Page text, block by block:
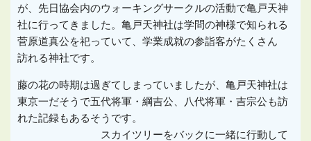
が、先日協会内のウォーキングサークルの活動で亀戸天神
社に行ってきました。亀戸天神社は学問の神様で知られる
菅原道真公を祀っていて、学業成就の参詣客がたくさん
訪れる神社です。
藤の花の時期は過ぎてしまっていましたが、亀戸天神社は
東京一だそうで五代将軍・綱吉公、八代将軍・吉宗公も訪
れた記録もあるそうです。
スカイツリーをバックに一緒に行動して